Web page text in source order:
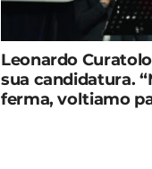
Leonardo
sua candidatura.
ferma, voltiamo